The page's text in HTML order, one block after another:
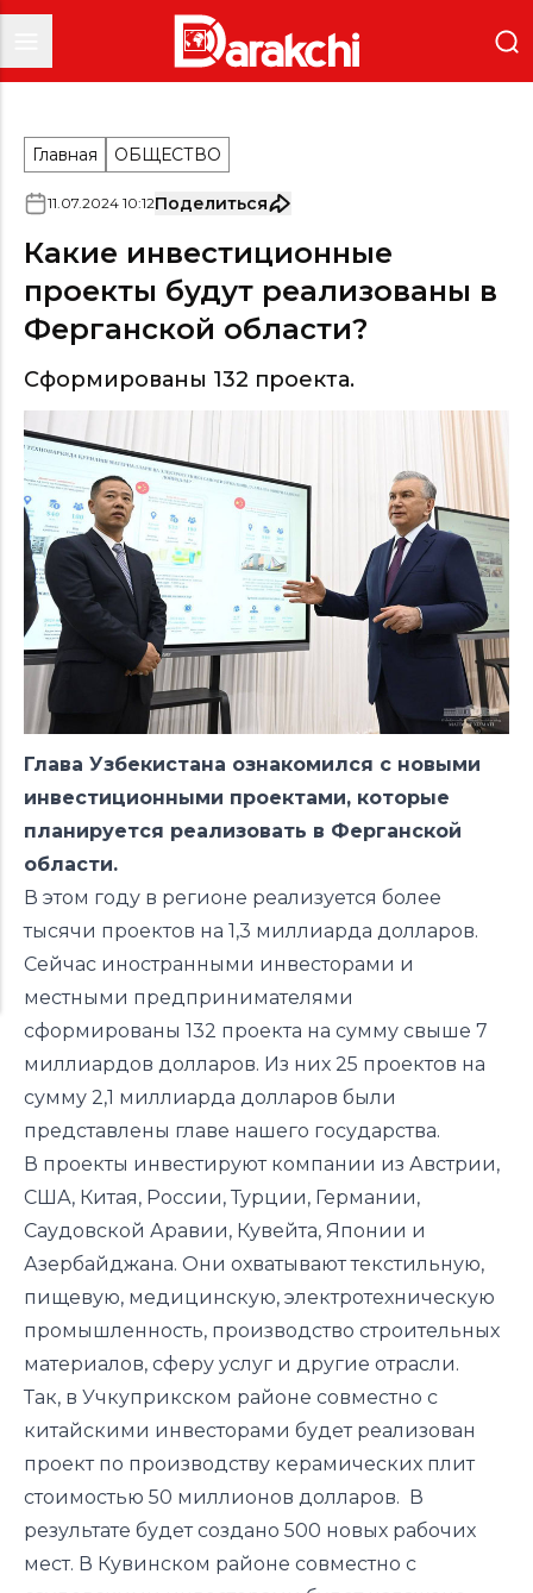
Главная ОБЩЕСТВО
11.07.2024 10:12Поделиться
Какие инвестиционные
проекты будут реализованы в
Ферганской области?
Сформированы 132 проекта.
Глава Узбекистана ознакомился с новыми
инвестиционными проектами, которые
планируется реализовать в Ферганской
области.
В этом году в регионе реализуется более
тысячи проектов на 1,3 миллиарда долларов.
Сейчас иностранными инвесторами и
местными предпринимателями
сформированы 132 проекта на сумму свыше 7
миллиардов долларов. Из них 25 проектов на
сумму 2,1 миллиарда долларов были
представлены главе нашего государства.
В проекты инвестируют компании из Австрии,
США, Китая, России, Турции, Германии,
Саудовской Аравии, Кувейта, Японии и
Азербайджана. Они охватывают текстильную,
пищевую, медицинскую, электротехническую
промышленность, производство строительных
материалов, сферу услуг и другие отрасли.
Так, в Учкуприкском районе совместно с
китайскими инвесторами будет реализован
проект по производству керамических плит
стоимостью 50 миллионов долларов. В
результате будет создано 500 новых рабочих
мест. В Кувинском районе совместно с